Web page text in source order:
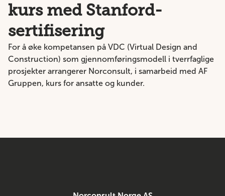
kurs med Stanford-
sertifisering
For å øke kompetansen på VDC (Virtual Design and
Construction) som gjennomføringsmodell i tverrfaglige
prosjekter arrangerer Norconsult, i samarbeid med AF
Gruppen, kurs for ansatte og kunder.